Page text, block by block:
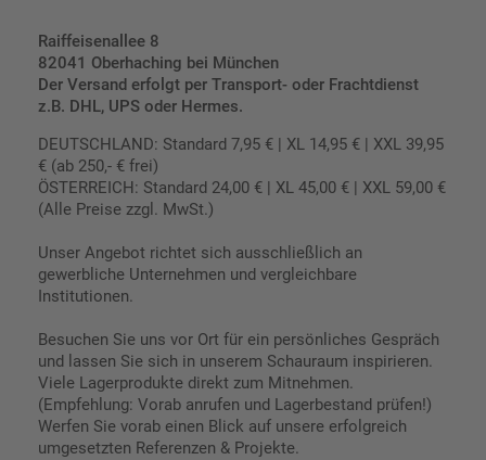
Raiffeisenallee 8
82041 Oberhaching bei München
Der Versand erfolgt per Transport- oder Frachtdienst
z.B. DHL, UPS oder Hermes.
DEUTSCHLAND: Standard 7,95 € | XL 14,95 € | XXL 39,95
€ (ab 250,- € frei)
ÖSTERREICH: Standard 24,00 € | XL 45,00 € | XXL 59,00 €
(Alle Preise zzgl. MwSt.)
Unser Angebot richtet sich ausschließlich an
gewerbliche Unternehmen und vergleichbare
Institutionen.
Besuchen Sie uns vor Ort für ein persönliches Gespräch
und lassen Sie sich in unserem Schauraum inspirieren.
Viele Lagerprodukte direkt zum Mitnehmen.
(Empfehlung: Vorab anrufen und Lagerbestand prüfen!)
Werfen Sie vorab einen Blick auf unsere erfolgreich
umgesetzten Referenzen & Projekte.